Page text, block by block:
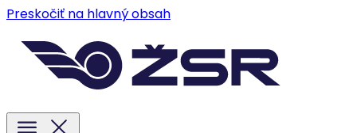
Preskočiť na hlavný obsah